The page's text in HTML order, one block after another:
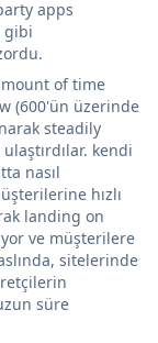
apps
gibi
of time
(600'ün üzerinde
steadily
kendi
nasıl
hızlı
landing on
ve müşterilere
sitelerinde
süre